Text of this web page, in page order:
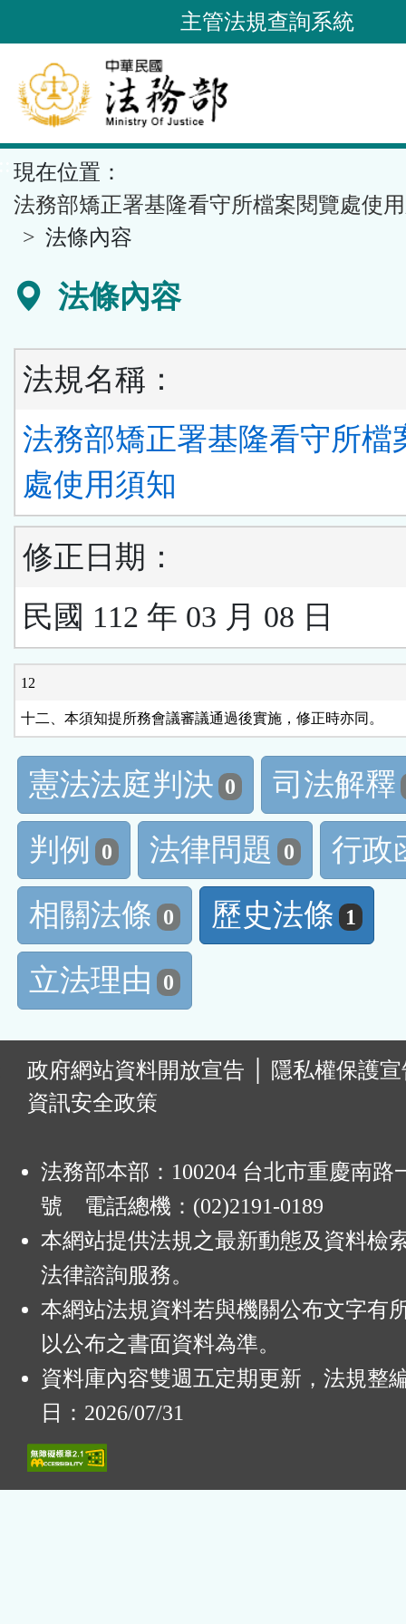
到
要
內
容
區
塊
主管法規查詢系統
現在位置：
法務部矯正署基隆看守所檔案閱覽處使
法條內容
法條內容
法規名稱：
法務部矯正署基隆看守所檔
處使用須知
修正日期：
民國 112 年 03 月 08 日
12
十二、本須知提所務會議審議通過後實施，修正時亦同。
憲法法庭判決 0
司法解釋
判例
0 法律問題 0
行政
相關法條 0 歷史法條 1
立法理由 0
政府網站資料開放宣告
隱私權保護
資訊安全政策
法務部本部：100204 台北市重慶南路
號 電話總機：(02)2191-0189
本網站提供法規之最新動態及資料檢
法律諮詢服務。
本網站法規資料若與機關公布文字有
以公布之書面資料為準。
資料庫內容雙週五定期更新，法規整
日：2026/07/31